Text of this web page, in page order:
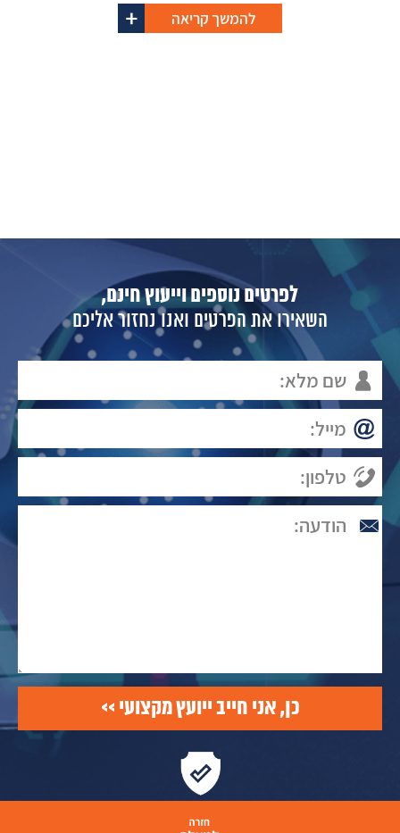
להמשך קריאה
לפרטים נוספים וייעוץ חינם,
השאירו את הפרטים ואנו נחזור אליכם